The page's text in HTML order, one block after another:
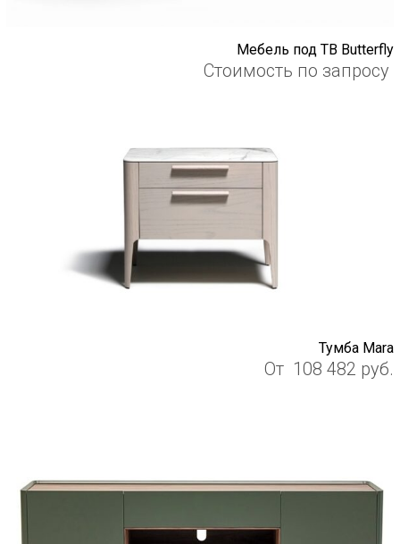
Мебель под ТВ Butterfly
Стоимость по запросу
Тумба Mara
От 108 482 руб.